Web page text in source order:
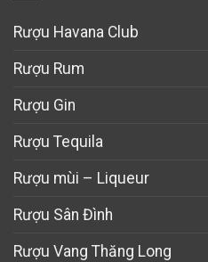
Rượu Havana Club
Rượu Rum
Rượu Gin
Rượu Tequila
Rượu mùi – Liqueur
Rượu Sân Đình
Rượu Vang Thăng Long